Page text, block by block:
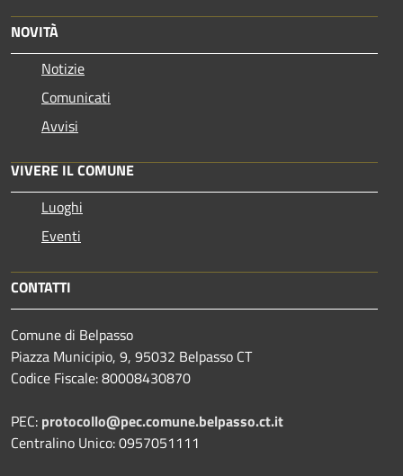
NOVITÀ
Notizie
Comunicati
Avvisi
VIVERE IL COMUNE
Luoghi
Eventi
CONTATTI
Comune di Belpasso
Piazza Municipio, 9, 95032 Belpasso CT
Codice Fiscale: 80008430870
PEC: protocollo@pec.comune.belpasso.ct.it
Centralino Unico: 0957051111